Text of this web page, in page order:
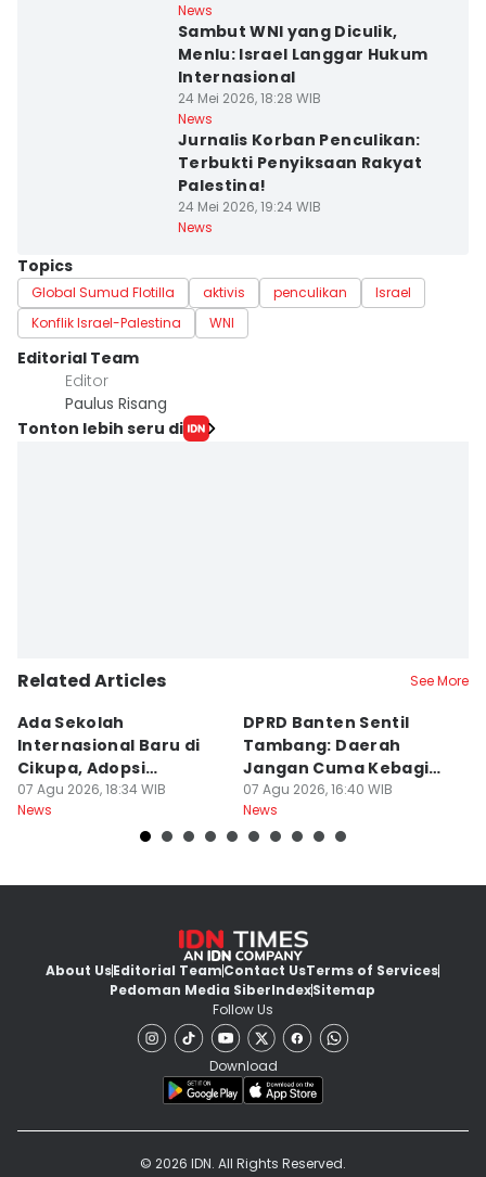
News
Sambut WNI yang Diculik,
Menlu: Israel Langgar Hukum
Internasional
24 Mei 2026, 18:28 WIB
News
Jurnalis Korban Penculikan:
Terbukti Penyiksaan Rakyat
Palestina!
24 Mei 2026, 19:24 WIB
News
Topics
Global Sumud Flotilla aktivis penculikan
Israel
Konflik Israel-Palestina
WNI
Editorial Team
Editor
Paulus Risang
Tonton lebih seru di
Related Articles See More
Ada Sekolah
Internasional Baru di
Cikupa, Adopsi
Kurikulum Singapura
07 Agu 2026, 18:34 WIB
News
DPRD Banten Sentil
Tambang: Daerah
Jangan Cuma Kebagian
Rusaknya
07 Agu 2026, 16:40 WIB
News
About UsEditorial TeamContact UsTerms of Services
Pedoman Media SiberIndexSitemap
Follow Us
Download
© 2026 IDN. All Rights Reserved.